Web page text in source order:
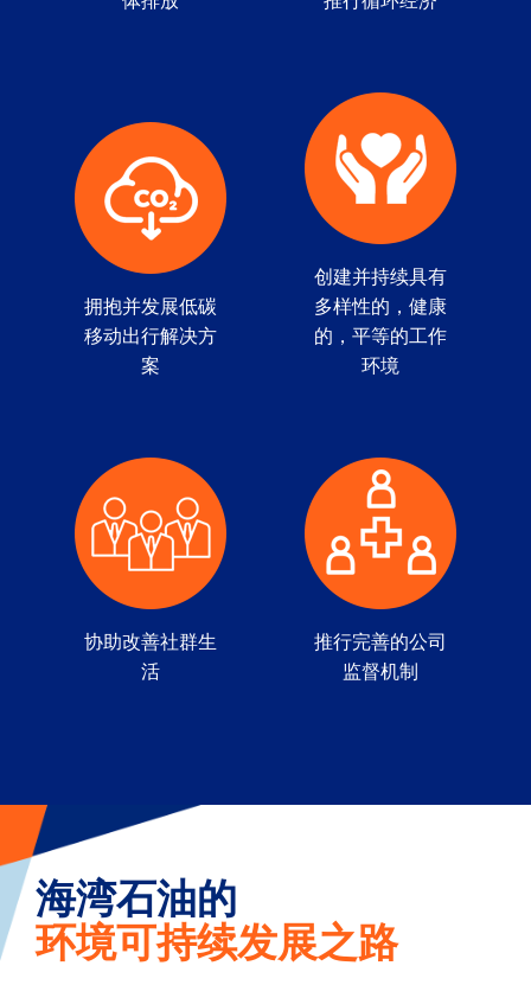
拥抱并发展低碳
移动出行解决方
案
创建并持续具有
多样性的，健康
的，平等的工作
环境
协助改善社群生
活
推行完善的公司
监督机制
海湾石油的
环境可持续发展之路